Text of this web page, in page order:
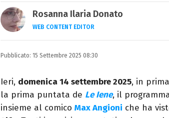
Rosanna Ilaria Donato
WEB CONTENT EDITOR
Laureata in Linguaggi dei Media,
dell’intrattenimento da 10 anni.
Pubblicato: 15 Settembre 2025 08:30
Ieri, domenica 14 settembre 2025, in
la prima puntata de Le Iene, il
insieme al comico Max Angioni che ha